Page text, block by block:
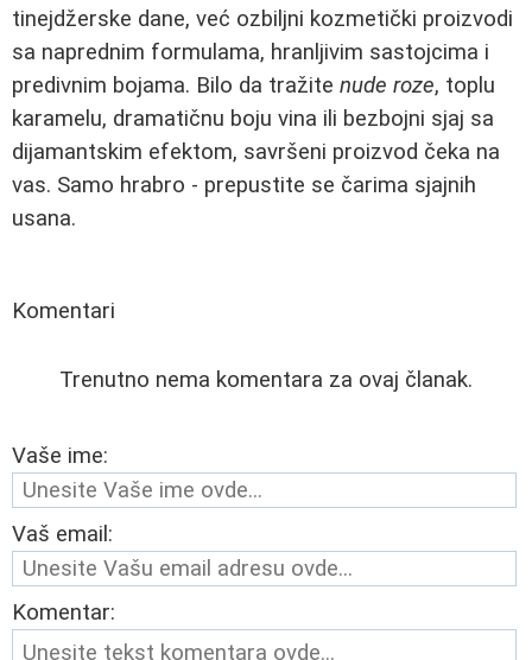
tinejdžerske dane, već ozbiljni kozmetički proizvodi
sa naprednim formulama, hranljivim sastojcima i
predivnim bojama. Bilo da tražite nude roze, toplu
karamelu, dramatičnu boju vina ili bezbojni sjaj sa
dijamantskim efektom, savršeni proizvod čeka na
vas. Samo hrabro - prepustite se čarima sjajnih
usana.
Komentari
Trenutno nema komentara za ovaj članak.
Vaše ime:
Vaš email:
Komentar: